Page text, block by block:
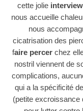
cette jolie interview
nous accueille
nous
cicatrisation des
faire percer chez
nostril viennent de
complications,
qui a la spécificité
(petite excroissance